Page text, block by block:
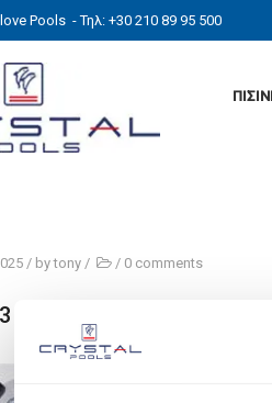
Pools - Τηλ: +30 210 89 95 500
/ bytony / / 0 comments
kaopsi